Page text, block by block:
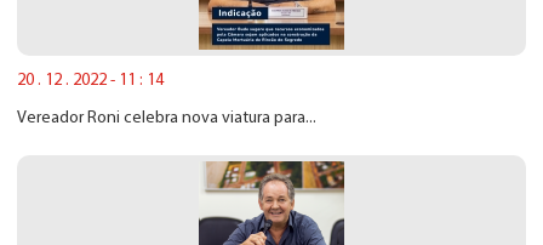
20 . 12 . 2022 - 11 : 14
Vereador Roni celebra nova viatura para...